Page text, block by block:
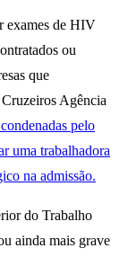
exames de HIV
ou
que
Agência
pelo
uma trabalhadora
na admissão.
do Trabalho
ainda mais grave